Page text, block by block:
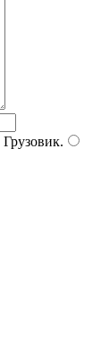
Грузовик.